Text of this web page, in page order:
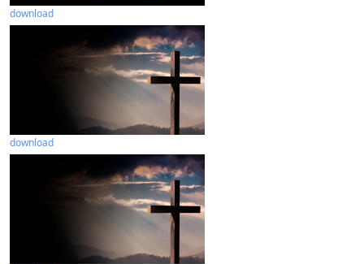
download
download